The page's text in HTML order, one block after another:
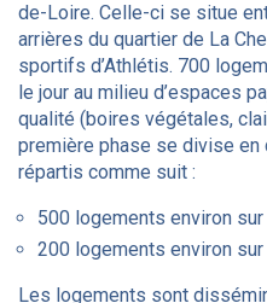
de-Loire. Celle-ci se situe
arrières du quartier de La
sportifs d’Athlétis. 700
le jour au milieu d’espaces
qualité (boires végétales,
première phase se divise
répartis comme suit :
500 logements environ
200 logements environ
Les logements sont